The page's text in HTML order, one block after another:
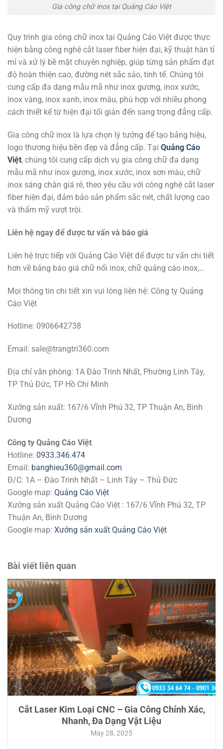
Gia công chữ inox tại Quảng Cáo Việt
Quy trình gia công chữ inox tại Quảng Cáo Việt được thực
hiện bằng công nghệ cắt laser fiber hiện đại, kỹ thuật hàn tỉ
mỉ và xử lý bề mặt chuyên nghiệp, giúp từng sản phẩm đạt
độ hoàn thiện cao, đường nét sắc sảo, tinh tế. Chúng tôi
cung cấp đa dạng mẫu mã như inox gương, inox xước,
inox vàng, inox xanh, inox màu, phù hợp với nhiều phong
cách thiết kế từ hiện đại tối giản đến sang trọng đẳng cấp.
Gia công chữ inox là lựa chọn lý tưởng để tạo bảng hiệu,
logo thương hiệu bền đẹp và đẳng cấp. Tại Quảng Cáo
Việt, chúng tôi cung cấp dịch vụ gia công chữ đa dạng
mẫu mã như inox gương, inox xước, inox sơn màu, chữ
inox sáng chân giá rẻ, theo yêu cầu với công nghệ cắt laser
fiber hiện đại, đảm bảo sản phẩm sắc nét, chất lượng cao
và thẩm mỹ vượt trội.
Liên hệ ngay để được tư vấn và báo giá
Liên hệ trực tiếp với Quảng Cáo Việt để được tư vấn chi tiết
hơn về bảng báo giá chữ nổi inox, chữ quảng cáo inox,…
Mọi thông tin chi tiết xin vui lòng liên hệ: Công ty Quảng
Cáo Việt
Hotline: 0906642738
Email: sale@trangtri360.com
Địa chỉ văn phòng: 1A Đào Trinh Nhất, Phường Linh Tây,
TP Thủ Đức, TP Hồ Chí Minh
Xưởng sản xuất: 167/6 Vĩnh Phú 32, TP Thuận An, Bình
Dương
Công ty Quảng Cáo Việt
Hotline: 0933.346.474
Email: banghieu360@gmail.com
Đ/C: 1A – Đào Trinh Nhất – Linh Tây – Thủ Đức
Google map: Quảng Cáo Việt
Xưởng sản xuất Quảng Cáo Việt : 167/6 Vĩnh Phú 32, TP
Thuận An, Bình Dương
Google map: Xưởng sản xuất Quảng Cáo Việt
Bài viết liên quan
Cắt Laser Kim Loại CNC – Gia Công Chính Xác,
Nhanh, Đa Dạng Vật Liệu
May 28, 2025